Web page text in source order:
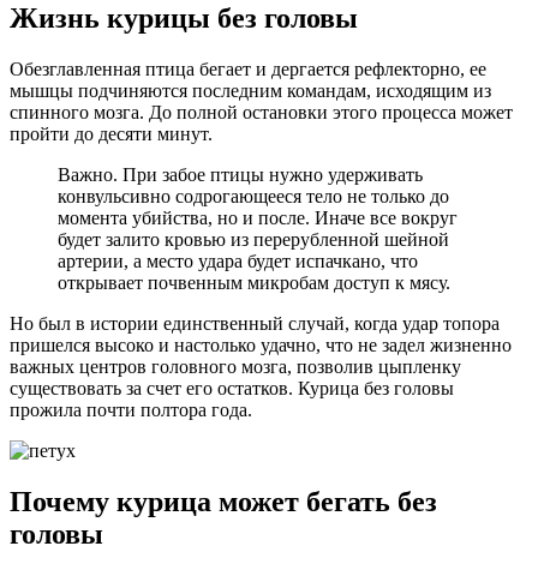
Жизнь курицы без головы
Обезглавленная птица бегает и дергается рефлекторно, ее
мышцы подчиняются последним командам, исходящим из
спинного мозга. До полной остановки этого процесса может
пройти до десяти минут.
Важно. При забое птицы нужно удерживать
конвульсивно содрогающееся тело не только до
момента убийства, но и после. Иначе все вокруг
будет залито кровью из перерубленной шейной
артерии, а место удара будет испачкано, что
открывает почвенным микробам доступ к мясу.
Но был в истории единственный случай, когда удар топора
пришелся высоко и настолько удачно, что не задел жизненно
важных центров головного мозга, позволив цыпленку
существовать за счет его остатков. Курица без головы
прожила почти полтора года.
Почему курица может бегать без
головы